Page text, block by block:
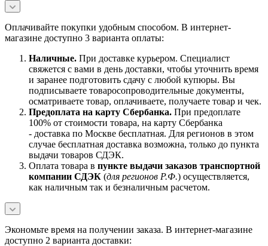
Оплачивайте покупки удобным способом. В интернет-
магазине доступно 3 варианта оплаты:
Наличные. При доставке курьером. Специалист
свяжется с вами в день доставки, чтобы уточнить время
и заранее подготовить сдачу с любой купюры. Вы
подписываете товаросопроводительные документы,
осматриваете товар, оплачиваете, получаете товар и чек.
Предоплата на карту Сбербанка. При предоплате
100% от стоимости товара, на карту Сбербанка
- доставка по Москве бесплатная. Для регионов в этом
случае бесплатная доставка возможна, только до пункта
выдачи товаров СДЭК.
Оплата товара в пункте выдачи заказов транспортной
компании СДЭК (для регионов Р.Ф.) осуществляется,
как наличным так и безналичным расчетом.
Экономьте время на получении заказа. В интернет-магазине
доступно 2 варианта доставки: